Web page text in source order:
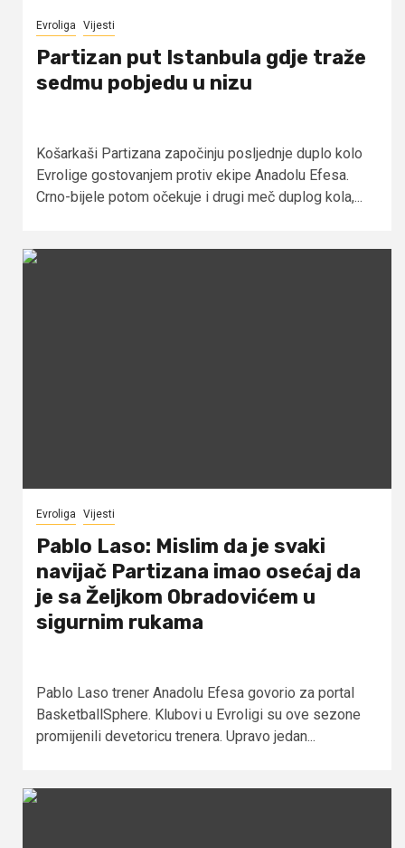
Evroliga Vijesti
Partizan put Istanbula gdje traže
sedmu pobjedu u nizu
Košarkaši Partizana započinju posljednje duplo kolo
Evrolige gostovanjem protiv ekipe Anadolu Efesa.
Crno-bijele potom očekuje i drugi meč duplog kola,...
Evroliga Vijesti
Pablo Laso: Mislim da je svaki
navijač Partizana imao osećaj da
je sa Željkom Obradovićem u
sigurnim rukama
Pablo Laso trener Anadolu Efesa govorio za portal
BasketballSphere. Klubovi u Evroligi su ove sezone
promijenili devetoricu trenera. Upravo jedan...